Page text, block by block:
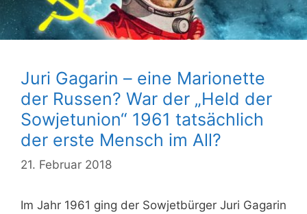
Juri Gagarin – eine Marionette
der Russen? War der „Held der
Sowjetunion“ 1961 tatsächlich
der erste Mensch im All?
21. Februar 2018
Im Jahr 1961 ging der Sowjetbürger Juri Gagarin